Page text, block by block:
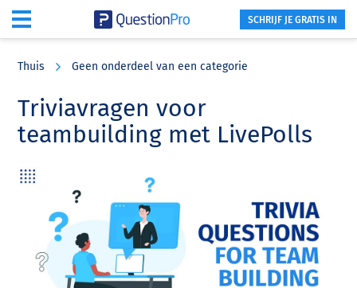
content
sidebar
SCHRIJF JE GRATIS IN
Thuis Geen onderdeel van een categorie
Triviavragen voor
teambuilding met LivePolls